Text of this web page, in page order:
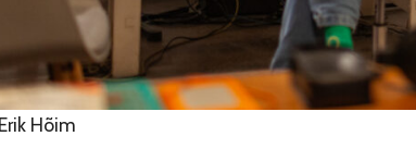
Hõim